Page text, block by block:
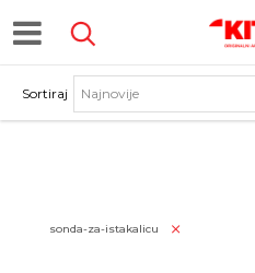
PROIZVODI
Sortiraj
sonda-za-istakalicu